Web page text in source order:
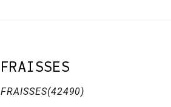
FRAISSES
FRAISSES(42490)